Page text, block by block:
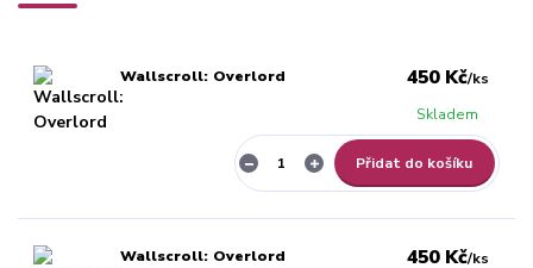
Wallscroll: Overlord 450 Kč/ks
Skladem
Přidat do košíku
Wallscroll: Overlord 450 Kč/ks